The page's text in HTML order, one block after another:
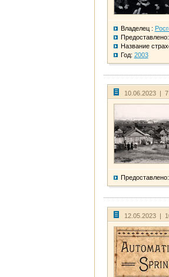
Владелец :
Предоставлено:
Название
Год: 2003
10.06.2023 | 7
Предоставлено:
12.05.2023 |